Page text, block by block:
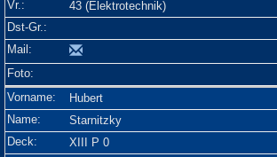
43 (Elektrotechnik)
Hubert
Starnitzky
XIII P 0